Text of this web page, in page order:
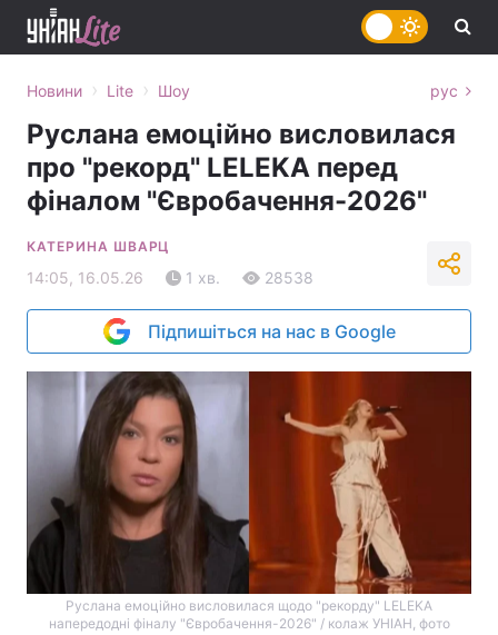
Новини › Lite › Шоу рус
Руслана емоційно висловилася
про "рекорд" LELEKA перед
фіналом "Євробачення-2026"
КАТЕРИНА ШВАРЦ
14:05, 16.05.26 1 хв. 28538
Підпишіться на нас в Google
Руслана емоційно висловилася щодо "рекорду" LELEKA
напередодні фіналу "Євробачення-2026" / колаж УНІАН, фото